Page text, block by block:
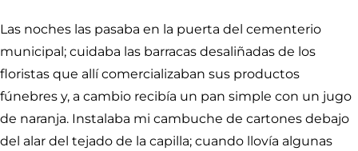
Las noches las pasaba en la puerta del cementerio
municipal; cuidaba las barracas desaliñadas de los
floristas que allí comercializaban sus productos
fúnebres y, a cambio recibía un pan simple con un jugo
de naranja. Instalaba mi cambuche de cartones debajo
del alar del tejado de la capilla; cuando llovía algunas